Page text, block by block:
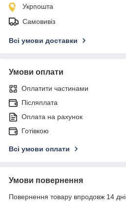
Укрпошта
Самовивіз
Всі умови доставки
Умови оплати
Оплатити частинами
Післяплата
Оплата на рахунок
Готівкою
Всі умови оплати
Умови повернення
Повернення товару впродовж 14